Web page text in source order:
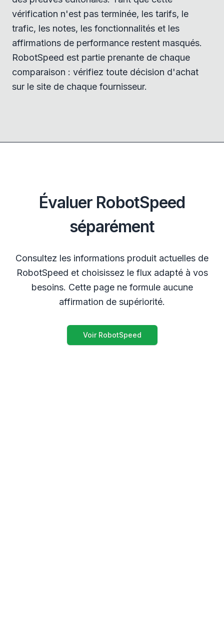
vérification n'est pas terminée, les tarifs, le
trafic, les notes, les fonctionnalités et les
affirmations de performance restent masqués.
RobotSpeed est partie prenante de chaque
comparaison : vérifiez toute décision d'achat
sur le site de chaque fournisseur.
Évaluer RobotSpeed
séparément
Consultez les informations produit actuelles de
RobotSpeed et choisissez le flux adapté à vos
besoins. Cette page ne formule aucune
affirmation de supériorité.
Voir RobotSpeed